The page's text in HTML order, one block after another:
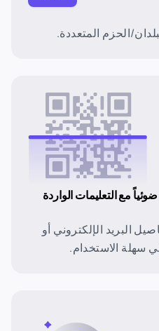
الحزم المتعددة.
مع التعليمات الواردة
البريد الإلكتروني أو
سهلة الاستخدام.